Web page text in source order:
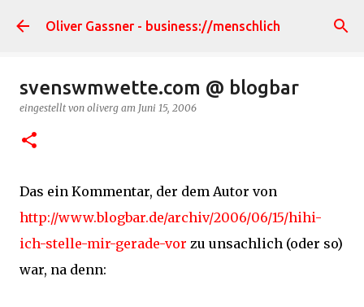
Direkt zum Hauptbereich
Oliver Gassner - business://menschlich
svenswmwette.com @ blogbar
eingestellt von oliverg am Juni 15, 2006
Das ein Kommentar, der dem Autor von
http://www.blogbar.de/archiv/2006/06/15/hihi-
ich-stelle-mir-gerade-vor zu unsachlich (oder so)
war, na denn: